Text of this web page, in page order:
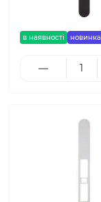
в наявності новинка